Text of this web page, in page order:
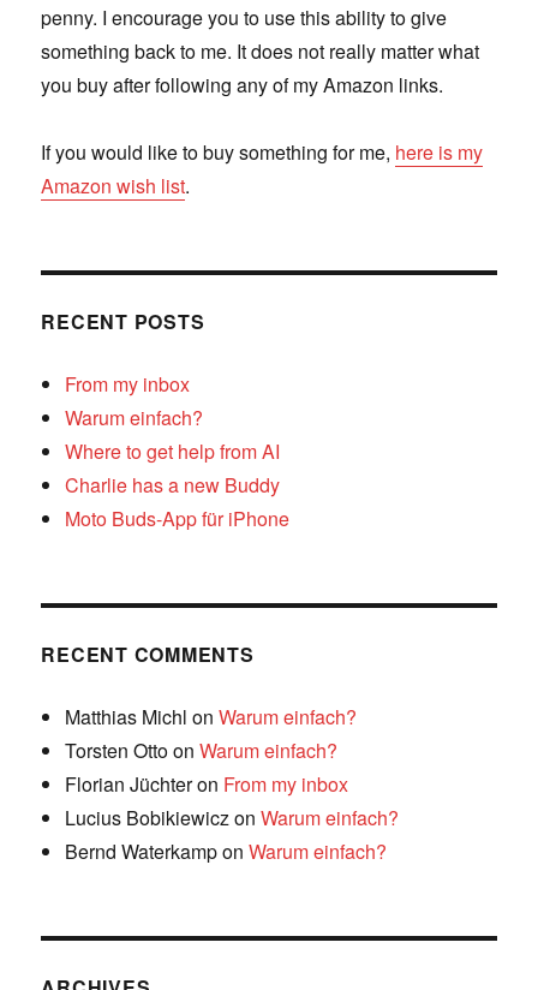
penny. I encourage you to use this ability to give
something back to me. It does not really matter what
you buy after following any of my Amazon links.
If you would like to buy something for me, here is my
Amazon wish list.
RECENT POSTS
From my inbox
Warum einfach?
Where to get help from AI
Charlie has a new Buddy
Moto Buds-App für iPhone
RECENT COMMENTS
Matthias Michl onWarum einfach?
Torsten OttoonWarum einfach?
Florian Jüchteron From my inbox
Lucius BobikiewiczonWarum einfach?
Bernd WaterkamponWarum einfach?